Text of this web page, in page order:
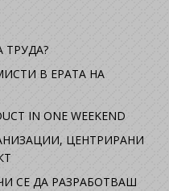
ТРУДА?
В ЕРАТА НА
IN ONE WEEKEND
ЦЕНТРИРАНИ
СЕ ДА РАЗРАБОТВАШ